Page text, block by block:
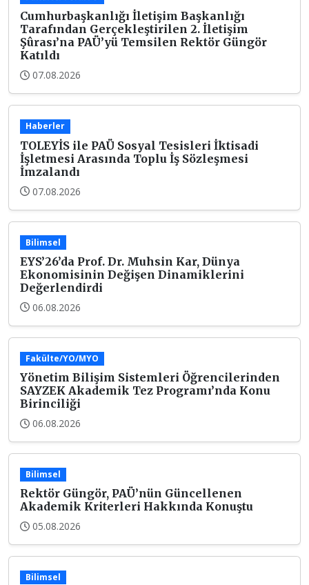
Cumhurbaşkanlığı İletişim Başkanlığı
Tarafından Gerçekleştirilen 2. İletişim
Şûrası’na PAÜ’yü Temsilen Rektör Güngör
Katıldı
07.08.2026
Haberler
TOLEYİS ile PAÜ Sosyal Tesisleri İktisadi
İşletmesi Arasında Toplu İş Sözleşmesi
İmzalandı
07.08.2026
Bilimsel
EYS’26’da Prof. Dr. Muhsin Kar, Dünya
Ekonomisinin Değişen Dinamiklerini
Değerlendirdi
06.08.2026
Fakülte/YO/MYO
Yönetim Bilişim Sistemleri Öğrencilerinden
SAYZEK Akademik Tez Programı’nda Konu
Birinciliği
06.08.2026
Bilimsel
Rektör Güngör, PAÜ’nün Güncellenen
Akademik Kriterleri Hakkında Konuştu
05.08.2026
Bilimsel